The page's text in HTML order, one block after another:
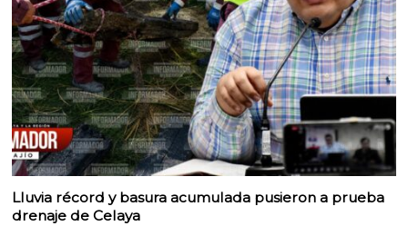
Lluvia récord y basura acumulada pusieron a prueba
drenaje de Celaya